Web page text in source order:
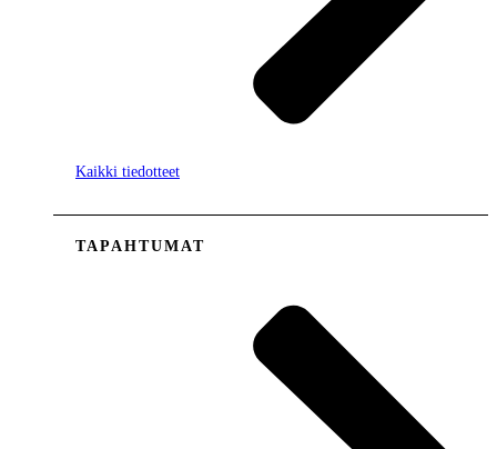
Kaikki tiedotteet
TAPAHTUMAT